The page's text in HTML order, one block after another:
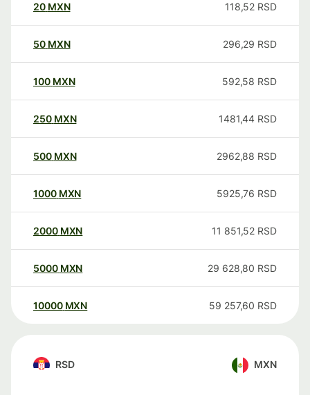
20 MXN 118,52 RSD
50 MXN 296,29 RSD
100 MXN 592,58 RSD
250 MXN 1481,44 RSD
500 MXN 2962,88 RSD
1000 MXN 5925,76 RSD
2000 MXN 11 851,52 RSD
5000 MXN 29 628,80 RSD
10000 MXN 59 257,60 RSD
RSD MXN